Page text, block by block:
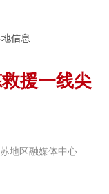
信息
援一线尖
地区融媒体中心